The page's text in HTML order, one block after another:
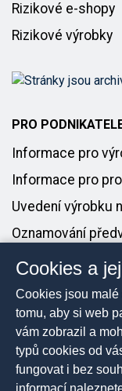
Rizikové e-shopy
Rizikové výrobky
PRO
Informace pro
Informace pro
Uvedení výrobku
Oznamování
PRO MÉDIA
Tiskové zprávy
Kontakt pro média
Cookies a
Cookies jsou malé
tomu, aby si web
vám zobrazil a
typů cookies od
fungovat i bez
informací